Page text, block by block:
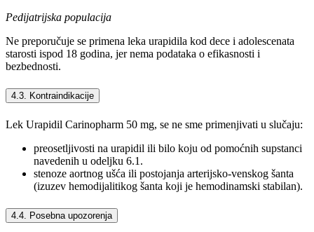
Pedijatrijska populacija
Ne preporučuje se primena leka urapidila kod dece i adolescenata
starosti ispod 18 godina, jer nema podataka o efikasnosti i
bezbednosti.
4.3. Kontraindikacije
Lek Urapidil Carinopharm 50 mg, se ne sme primenjivati u slučaju:
preosetljivosti na urapidil ili bilo koju od pomoćnih supstanci
navedenih u odeljku 6.1.
stenoze aortnog ušća ili postojanja arterijsko-venskog šanta
(izuzev hemodijalitikog šanta koji je hemodinamski stabilan).
4.4. Posebna upozorenja